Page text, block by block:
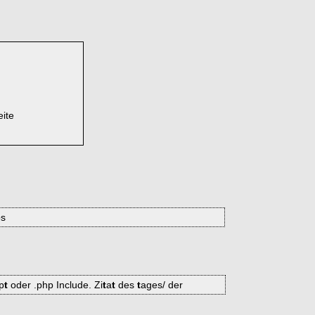
toder .php Include. Zitatdes tages/ der